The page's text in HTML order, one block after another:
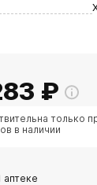
₽
только
в наличии
аптеке